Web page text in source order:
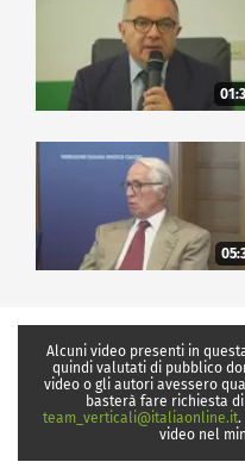
Alcuni video presenti in
quindi valutati di pubblico
video o gli autori avessero
basterà fare richiesta
team_verticali@italiaonline.it.
video nel